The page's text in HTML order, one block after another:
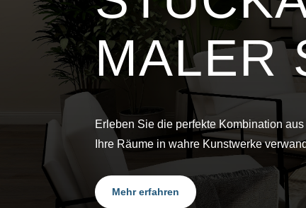
MALER
Erleben Sie die perfekte Kombination
Ihre Räume in wahre Kunstwerke
Mehr erfahren